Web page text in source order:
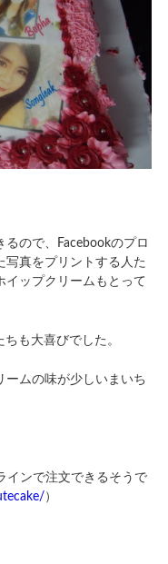
ので、Facebookのプロ
写真をプリントする人た
イップクリームもとって
も大喜びでした。
ームの味が少しいまいち
インで注文できるそうで
）